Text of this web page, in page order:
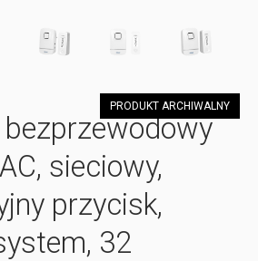
bezprzewodowy
sieciowy,
przycisk,
32
PRODUKT ARCHIWALNY